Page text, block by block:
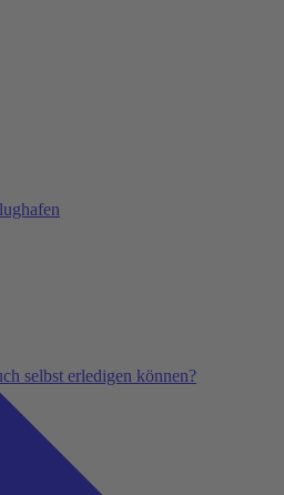
selbst erledigen können?